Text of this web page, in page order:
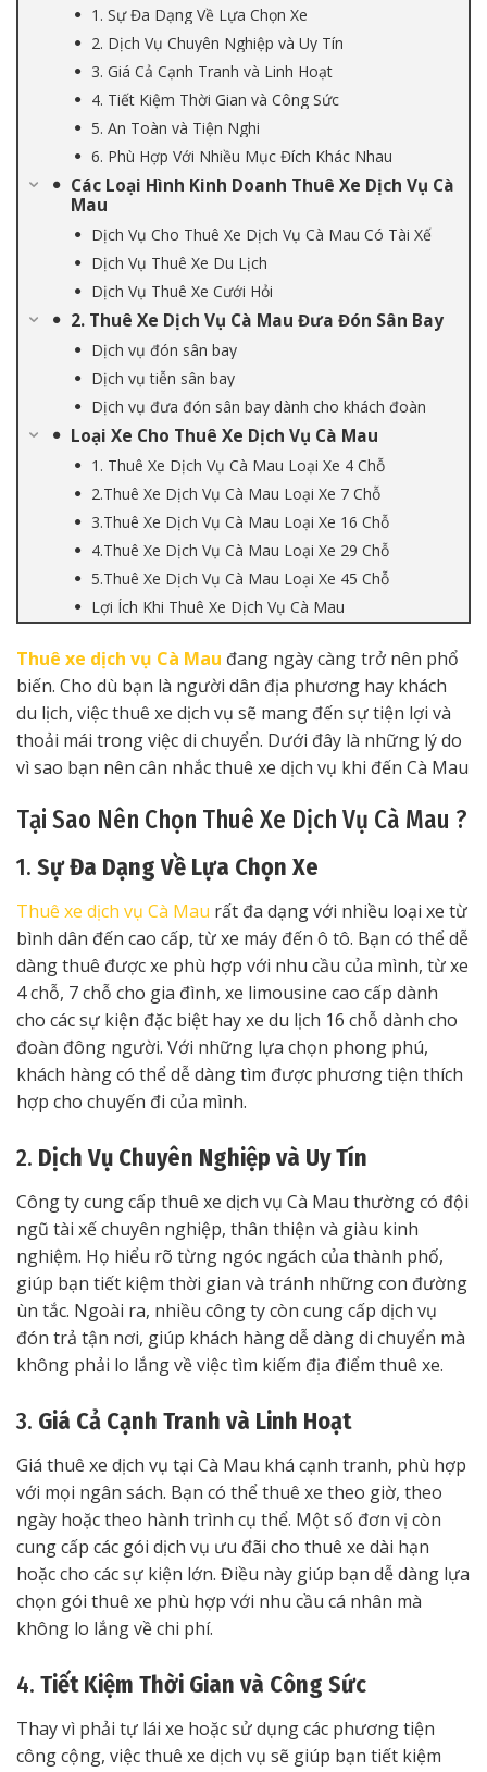
1. Sự Đa Dạng Về Lựa Chọn Xe
2. Dịch Vụ Chuyên Nghiệp và Uy Tín
3. Giá Cả Cạnh Tranh và Linh Hoạt
4. Tiết Kiệm Thời Gian và Công Sức
5. An Toàn và Tiện Nghi
6. Phù Hợp Với Nhiều Mục Đích Khác Nhau
Các Loại Hình Kinh Doanh Thuê Xe Dịch Vụ Cà
Mau
Dịch Vụ Cho Thuê Xe Dịch Vụ Cà Mau Có Tài Xế
Dịch Vụ Thuê Xe Du Lịch
Dịch Vụ Thuê Xe Cưới Hỏi
2. Thuê Xe Dịch Vụ Cà Mau Đưa Đón Sân Bay
Dịch vụ đón sân bay
Dịch vụ tiễn sân bay
Dịch vụ đưa đón sân bay dành cho khách đoàn
Loại Xe Cho Thuê Xe Dịch Vụ Cà Mau
1. Thuê Xe Dịch Vụ Cà Mau Loại Xe 4 Chỗ
2.Thuê Xe Dịch Vụ Cà Mau Loại Xe 7 Chỗ
3.Thuê Xe Dịch Vụ Cà Mau Loại Xe 16 Chỗ
4.Thuê Xe Dịch Vụ Cà Mau Loại Xe 29 Chỗ
5.Thuê Xe Dịch Vụ Cà Mau Loại Xe 45 Chỗ
Lợi Ích Khi Thuê Xe Dịch Vụ Cà Mau
Thuê xe dịch vụ Cà Mau đang ngày càng trở nên phổ
biến. Cho dù bạn là người dân địa phương hay khách
du lịch, việc thuê xe dịch vụ sẽ mang đến sự tiện lợi và
thoải mái trong việc di chuyển. Dưới đây là những lý do
vì sao bạn nên cân nhắc thuê xe dịch vụ khi đến Cà Mau
Tại Sao Nên Chọn Thuê Xe Dịch Vụ Cà Mau ?
1. Sự Đa Dạng Về Lựa Chọn Xe
Thuê xe dịch vụ Cà Mau rất đa dạng với nhiều loại xe từ
bình dân đến cao cấp, từ xe máy đến ô tô. Bạn có thể dễ
dàng thuê được xe phù hợp với nhu cầu của mình, từ xe
4 chỗ, 7 chỗ cho gia đình, xe limousine cao cấp dành
cho các sự kiện đặc biệt hay xe du lịch 16 chỗ dành cho
đoàn đông người. Với những lựa chọn phong phú,
khách hàng có thể dễ dàng tìm được phương tiện thích
hợp cho chuyến đi của mình.
2. Dịch Vụ Chuyên Nghiệp và Uy Tín
Công ty cung cấp thuê xe dịch vụ Cà Mau thường có đội
ngũ tài xế chuyên nghiệp, thân thiện và giàu kinh
nghiệm. Họ hiểu rõ từng ngóc ngách của thành phố,
giúp bạn tiết kiệm thời gian và tránh những con đường
ùn tắc. Ngoài ra, nhiều công ty còn cung cấp dịch vụ
đón trả tận nơi, giúp khách hàng dễ dàng di chuyển mà
không phải lo lắng về việc tìm kiếm địa điểm thuê xe.
3. Giá Cả Cạnh Tranh và Linh Hoạt
Giá thuê xe dịch vụ tại Cà Mau khá cạnh tranh, phù hợp
với mọi ngân sách. Bạn có thể thuê xe theo giờ, theo
ngày hoặc theo hành trình cụ thể. Một số đơn vị còn
cung cấp các gói dịch vụ ưu đãi cho thuê xe dài hạn
hoặc cho các sự kiện lớn. Điều này giúp bạn dễ dàng lựa
chọn gói thuê xe phù hợp với nhu cầu cá nhân mà
không lo lắng về chi phí.
4. Tiết Kiệm Thời Gian và Công Sức
Thay vì phải tự lái xe hoặc sử dụng các phương tiện
công cộng, việc thuê xe dịch vụ sẽ giúp bạn tiết kiệm